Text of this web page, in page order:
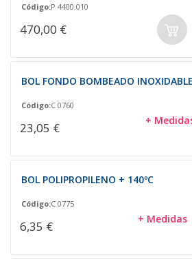
Código:P 4400.010
470,00 €
BOL FONDO BOMBEADO INOXIDABLE
Código:C 0760
23,05 € +
BOL POLIPROPILENO + 140ºC
Código:C 0775
6,35 € + Medidas